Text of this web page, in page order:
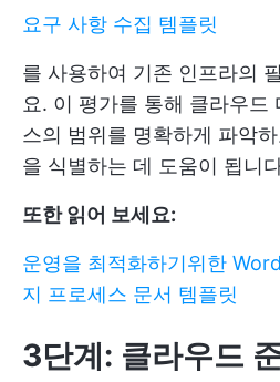
요구 사항 수집 템플릿
를 사용하여 기존 인프라의
요. 이 평가를 통해 클라우드
스의 범위를 명확하게 파악
을 식별하는 데 도움이 됩니
또한 읽어 보세요:
운영을 최적화하기위한
지 프로세스 문서 템플릿
3단계: 클라우드